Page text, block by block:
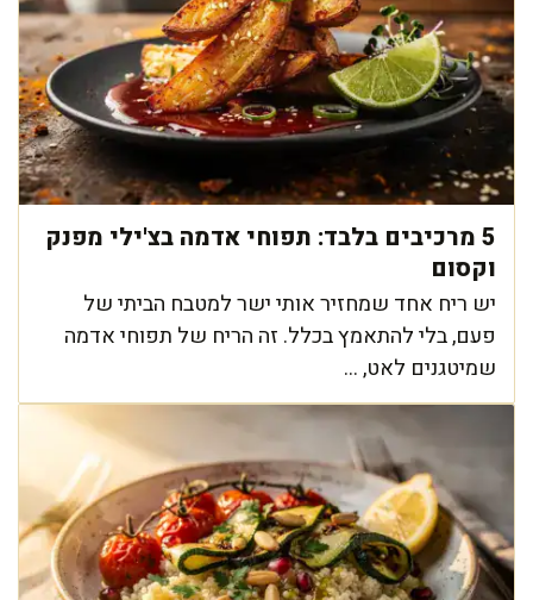
5 מרכיבים בלבד: תפוחי אדמה בצ'ילי מפנק
וקסום
יש ריח אחד שמחזיר אותי ישר למטבח הביתי של
פעם, בלי להתאמץ בכלל. זה הריח של תפוחי אדמה
שמיטגנים לאט, ...